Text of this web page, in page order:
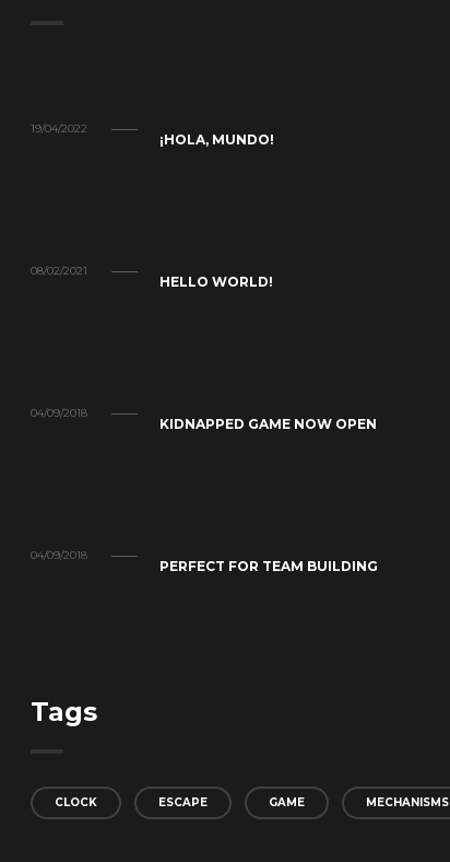
19/04/2022
¡HOLA, MUNDO!
08/02/2021
HELLO WORLD!
04/09/2018
KIDNAPPED GAME NOW OPEN
04/09/2018
PERFECT FOR TEAM BUILDING
Tags
CLOCK ESCAPE GAME MECHANISMS